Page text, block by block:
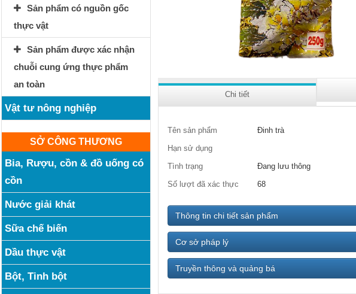
Sản phẩm có nguồn gốc
thực vật
Sản phẩm được xác nhận
chuỗi cung ứng thực phẩm
an toàn
Vật tư nông nghiệp
SỞ CÔNG THƯƠNG
Bia, Rượu, cồn & đồ uống có
cồn
Nước giải khát
Sữa chế biến
Dầu thực vật
Bột, Tinh bột
Chi tiết
Tên sản phẩm
Đinh trà
Hạn sử dụng
Tình trạng
Đang lưu thông
Số lượt đã xác thực
68
Thông tin chi tiết sản phẩm
Cơ sở pháp lý
Truyền thông và quảng bá